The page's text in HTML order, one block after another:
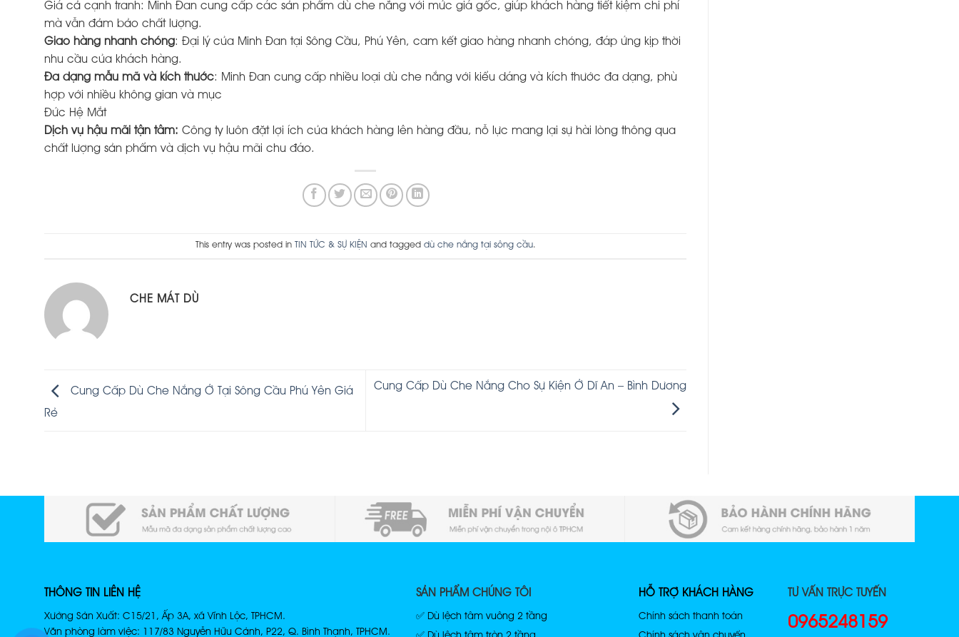
Giá cả cạnh tranh: Minh Đan cung cấp các sản phẩm dù che nắng với mức giá gốc, giúp khách hàng tiết kiệm chi phí
mà vẫn đảm bảo chất lượng.
Giao hàng nhanh chóng: Đại lý của Minh Đan tại Sông Cầu, Phú Yên, cam kết giao hàng nhanh chóng, đáp ứng kịp thời
nhu cầu của khách hàng.
Đa dạng mẫu mã và kích thước: Minh Đan cung cấp nhiều loại dù che nắng với kiểu dáng và kích thước đa dạng, phù
hợp với nhiều không gian và mục
Đức Hệ Mắt
Dịch vụ hậu mãi tận tâm: Công ty luôn đặt lợi ích của khách hàng lên hàng đầu, nỗ lực mang lại sự hài lòng thông qua
chất lượng sản phẩm và dịch vụ hậu mãi chu đáo.
This entry was posted in TIN TỨC & SỰ KIỆN and tagged dù che nắng tại sông cầu.
CHE MÁT DÙ
Cung Cấp Dù Che Nắng Ở Tại Sông Cầu Phú Yên Giá
Rẻ
Cung Cấp Dù Che Nắng Cho Sự Kiện Ở Dĩ An – Bình Dương
THÔNG TIN LIÊN HỆ
Xưởng Sản Xuất: C15/21, Ấp 3A, xã Vĩnh Lộc, TPHCM.
Văn phòng làm việc: 117/83 Nguyễn Hữu Cảnh, P22, Q. Bình Thạnh, TPHCM.
SẢN PHẨM CHÚNG TÔI
✅ Dù lệch tâm vuông 2 tầng
HỖ TRỢ KHÁCH HÀNG
Chính sách thanh toán
TƯ VẤN TRỰC TUYẾN
0965248159